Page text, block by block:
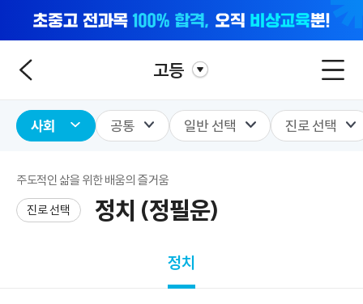
고등
사회 공통 일반 선택 진로 선택
주도적인 삶을 위한 배움의 즐거움
진로 선택
정치 (정필운)
정치